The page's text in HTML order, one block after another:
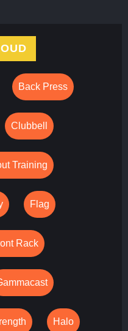
Back Press
Clubbell
Training
Flag
Rack
Halo